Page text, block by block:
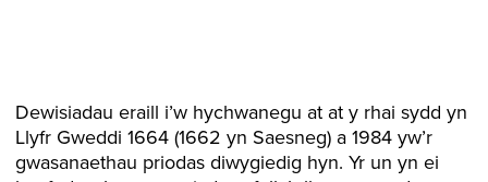
Dewisiadau eraill i’w hychwanegu at at y rhai sydd yn
Llyfr Gweddi 1664 (1662 yn Saesneg) a 1984 yw’r
gwasanaethau priodas diwygiedig hyn. Yr un yn ei